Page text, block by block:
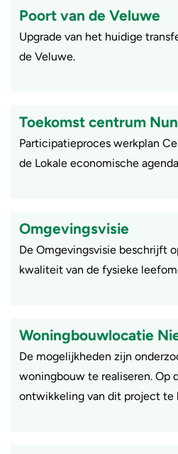
Poort van de Veluwe
Upgrade van het huidige
de Veluwe.
Toekomst centrum
Participatieproces werkplan
de Lokale economische agenda
Omgevingsvisie
De Omgevingsvisie beschrijft
kwaliteit van de fysieke
Woningbouwlocatie
De mogelijkheden zijn
woningbouw te realiseren. Op
ontwikkeling van dit project te